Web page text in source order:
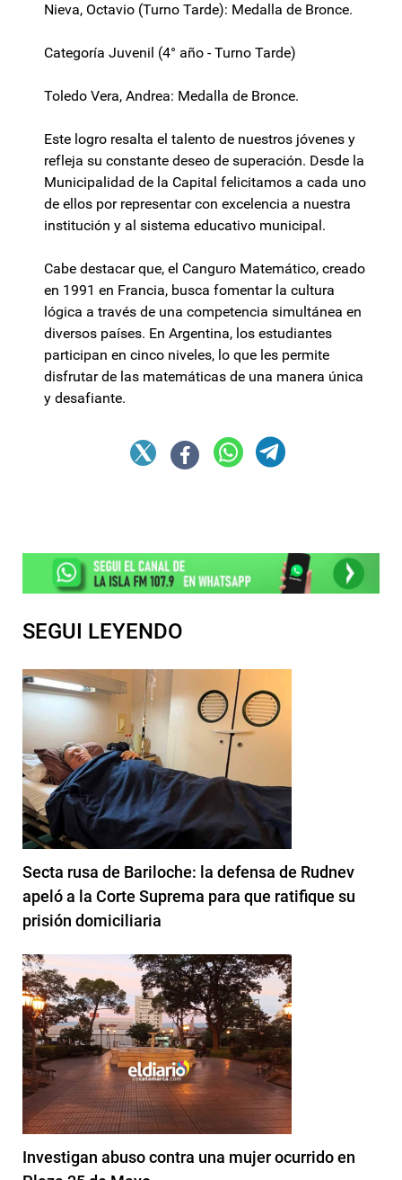
Nieva, Octavio (Turno Tarde): Medalla de Bronce.
Categoría Juvenil (4° año - Turno Tarde)
Toledo Vera, Andrea: Medalla de Bronce.
Este logro resalta el talento de nuestros jóvenes y
refleja su constante deseo de superación. Desde la
Municipalidad de la Capital felicitamos a cada uno
de ellos por representar con excelencia a nuestra
institución y al sistema educativo municipal.
Cabe destacar que, el Canguro Matemático, creado
en 1991 en Francia, busca fomentar la cultura
lógica a través de una competencia simultánea en
diversos países. En Argentina, los estudiantes
participan en cinco niveles, lo que les permite
disfrutar de las matemáticas de una manera única
y desafiante.
SEGUI LEYENDO
Secta rusa de Bariloche: la defensa de Rudnev
apeló a la Corte Suprema para que ratifique su
prisión domiciliaria
Investigan abuso contra una mujer ocurrido en